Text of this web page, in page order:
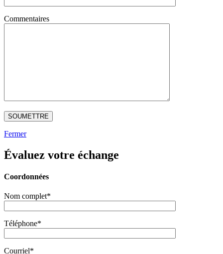
Commentaires
Fermer
Évaluez votre échange
Coordonnées
Nom complet*
Téléphone*
Courriel*